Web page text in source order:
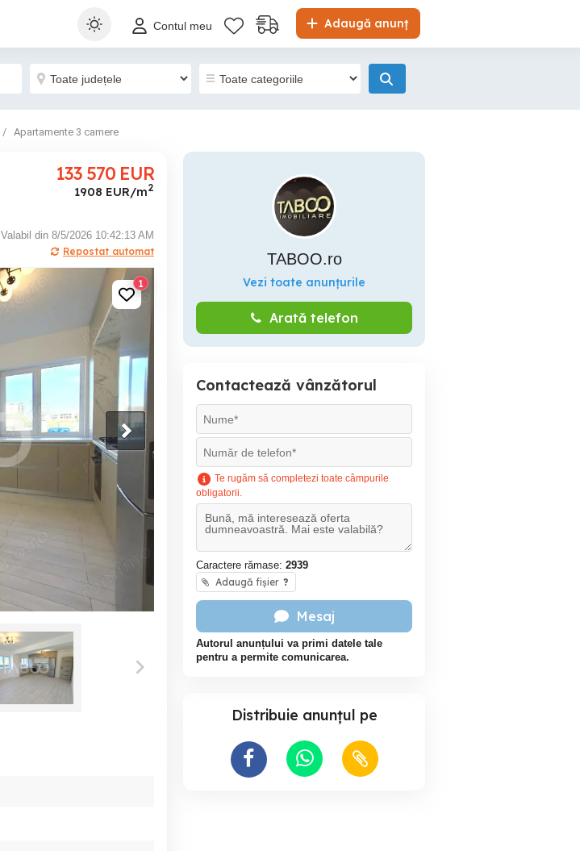
Adaugă anunț
Contul meu
Apartamente 3 camere
133 570 EUR
1908 EUR/m2
Valabil din 8/5/2026 10:42:13 AM
Repostat automat
1
TABOO.ro
Vezi toate anunțurile
Arată telefon
Contactează vânzătorul
Te rugăm să completezi toate câmpurile
obligatorii.
Caractere rămase: 2939
Adaugă fișier ?
Mesaj
Autorul anunțului va primi datele tale
pentru a permite comunicarea.
Distribuie anunțul pe